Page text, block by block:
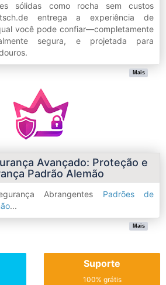
sólidas como rocha sem custos
entrega a experiência de
você pode confiar—completamente
segura, e projetada para
Mais
Avançado: Proteção e
Padrão Alemão
Abrangentes Padrões de
...
Mais
Suporte
100% grátis